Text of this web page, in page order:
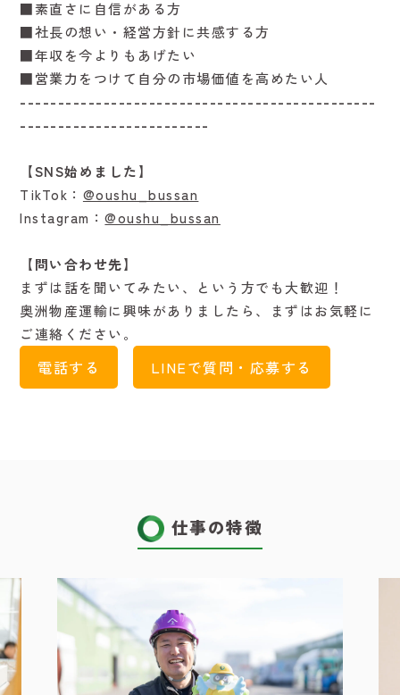
■素直さに自信がある方
■社長の想い・経営方針に共感する方
■年収を今よりもあげたい
■営業力をつけて自分の市場価値を高めたい人
-----------------------------------------------
-------------------------
【SNS始めました】
TikTok： @oushu_bussan
Instagram：@oushu_bussan
【問い合わせ先】
まずは話を聞いてみたい、という方でも大歓迎！
奥洲物産運輸に興味がありましたら、まずはお気軽に
ご連絡ください。
電話する LINEで質問・応募する
仕事の特徴